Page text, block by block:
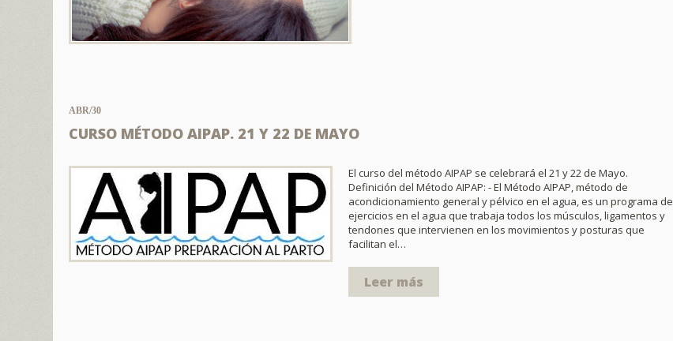
ABR/30
CURSO MÉTODO AIPAP. 21 Y 22 DE MAYO
El curso del método AIPAP se celebrará el 21 y 22 de Mayo.
Definición del Método AIPAP: - El Método AIPAP, método de
acondicionamiento general y pélvico en el agua, es un programa de
ejercicios en el agua que trabaja todos los músculos, ligamentos y
tendones que intervienen en los movimientos y posturas que
facilitan el…
Leer más